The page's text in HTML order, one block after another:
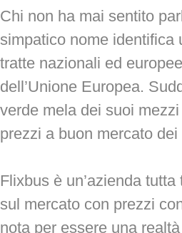
Chi non ha mai sentito
simpatico nome identifica
tratte nazionali ed
dell’Unione Europea.
verde mela dei suoi
prezzi a buon mercato
Flixbus è un’azienda
sul mercato con prezzi
nota per essere una